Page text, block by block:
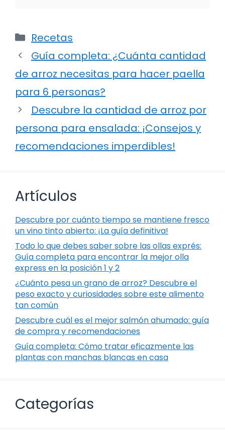
Categorías
Recetas
Guía completa: ¿Cuánta cantidad
de arroz necesitas para hacer paella
para 6 personas?
Descubre la cantidad de arroz por
persona para ensalada: ¡Consejos y
recomendaciones imperdibles!
Artículos
Descubre por cuánto tiempo se mantiene fresco
un vino tinto abierto: ¡La guía definitiva!
Todo lo que debes saber sobre las ollas exprés:
Guía completa para encontrar la mejor olla
express en la posición 1 y 2
¿Cuánto pesa un grano de arroz? Descubre el
peso exacto y curiosidades sobre este alimento
tan común
Descubre cuál es el mejor salmón ahumado: guía
de compra y recomendaciones
Guía completa: Cómo tratar eficazmente las
plantas con manchas blancas en casa
Categorías